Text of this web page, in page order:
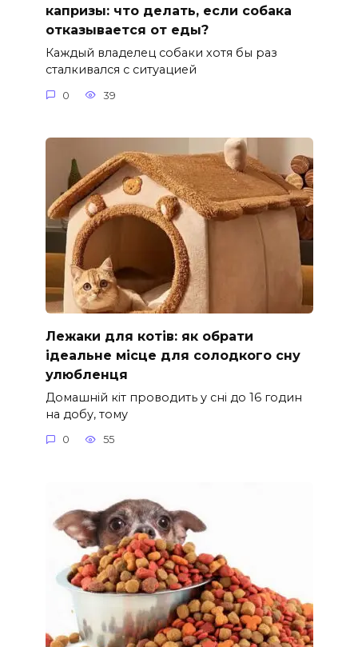
капризы: что делать, если собака
отказывается от еды?
Каждый владелец собаки хотя бы раз
сталкивался с ситуацией
0 39
Лежаки для котів: як обрати
ідеальне місце для солодкого сну
улюбленця
Домашній кіт проводить у сні до 16 годин
на добу, тому
0 55